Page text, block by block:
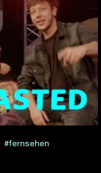
fernsehen